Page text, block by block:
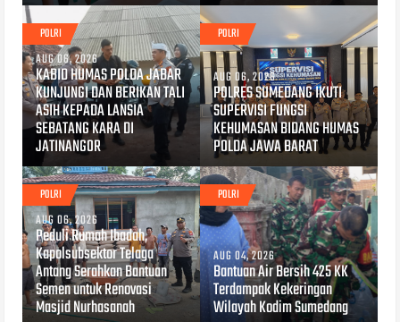
POLRI
AUG 06, 2026
KABID HUMAS POLDA JABAR
KUNJUNGI DAN BERIKAN TALI
ASIH KEPADA LANSIA
SEBATANG KARA DI
JATINANGOR
POLRI
AUG 06, 2026
POLRES SUMEDANG IKUTI
SUPERVISI FUNGSI
KEHUMASAN BIDANG HUMAS
POLDA JAWA BARAT
POLRI
AUG 06, 2026
Peduli Rumah Ibadah,
Kapolsubsektor Telaga
Antang Serahkan Bantuan
Semen untuk Renovasi
Masjid Nurhasanah
POLRI
AUG 04, 2026
Bantuan Air Bersih 425 KK
Terdampak Kekeringan
Wilayah Kodim Sumedang